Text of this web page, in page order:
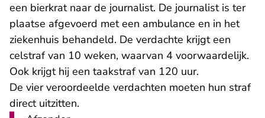
een bierkrat naar de journalist. De journalist is ter
plaatse afgevoerd met een ambulance en in het
ziekenhuis behandeld. De verdachte krijgt een
celstraf van 10 weken, waarvan 4 voorwaardelijk.
Ook krijgt hij een taakstraf van 120 uur.
De vier veroordeelde verdachten moeten hun straf
direct uitzitten.